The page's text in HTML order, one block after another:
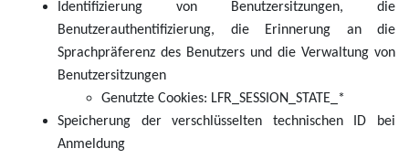
Identifizierung von Benutzersitzungen, die
Benutzerauthentifizierung, die Erinnerung an die
Sprachpräferenz des Benutzers und die Verwaltung von
Benutzersitzungen
Genutzte Cookies: LFR_SESSION_STATE_*
Speicherung der verschlüsselten technischen ID bei
Anmeldung